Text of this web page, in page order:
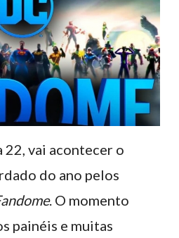
22, vai acontecer o
do ano pelos
. O momento
painéis e muitas